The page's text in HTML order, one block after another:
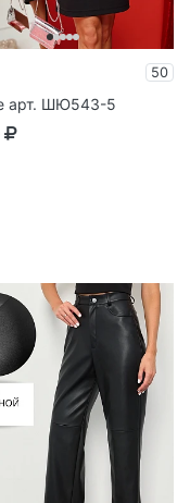
50
арт. ШЮ543-5